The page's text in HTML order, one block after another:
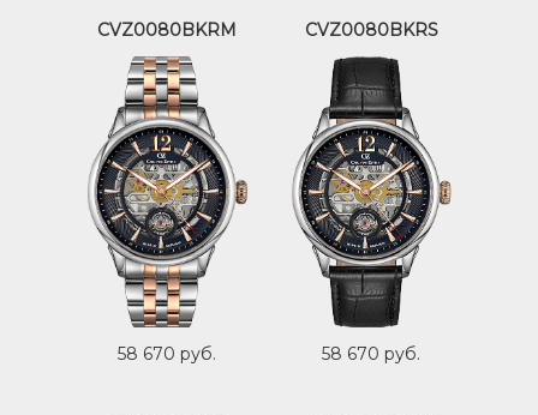
CVZ0080BKRM
58 670 руб.
CVZ0080BKRS
58 670 руб.